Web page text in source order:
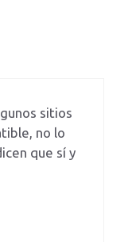
sitios
no lo
que sí y